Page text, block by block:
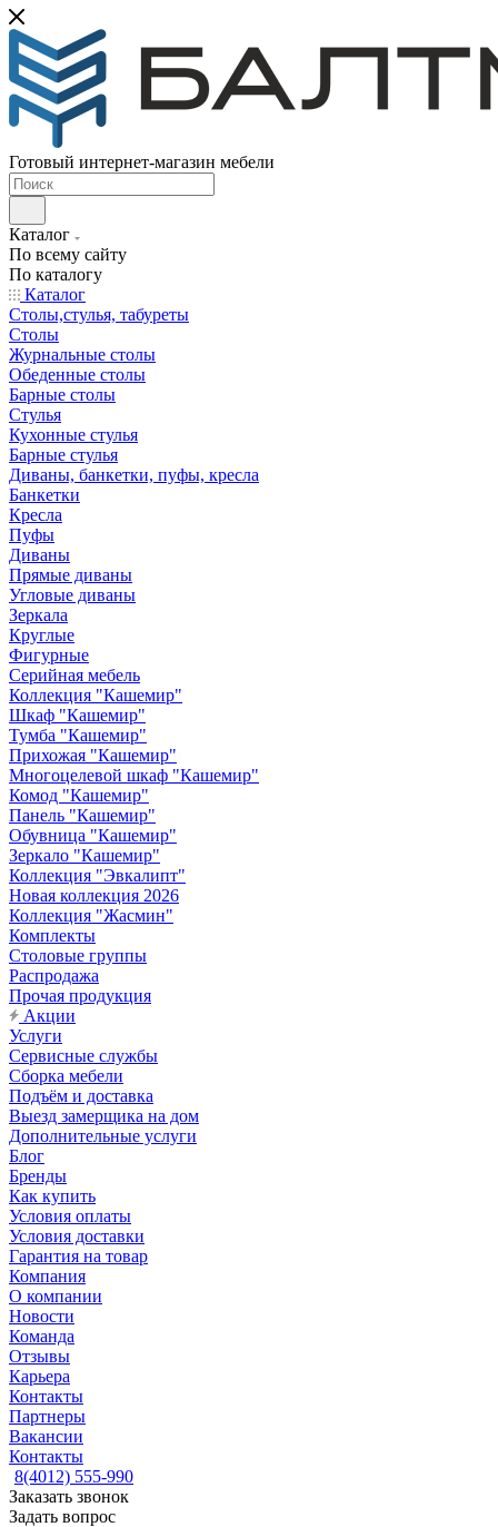
Готовый интернет-магазин мебели
Каталог
По всему сайту
По каталогу
Каталог
Столы,стулья, табуреты
Столы
Журнальные столы
Обеденные столы
Барные столы
Стулья
Кухонные стулья
Барные стулья
Диваны, банкетки, пуфы, кресла
Банкетки
Кресла
Пуфы
Диваны
Прямые диваны
Угловые диваны
Зеркала
Круглые
Фигурные
Серийная мебель
Коллекция "Кашемир"
Шкаф "Кашемир"
Тумба "Кашемир"
Прихожая "Кашемир"
Многоцелевой шкаф "Кашемир"
Комод "Кашемир"
Панель "Кашемир"
Обувница "Кашемир"
Зеркало "Кашемир"
Коллекция "Эвкалипт"
Новая коллекция 2026
Коллекция "Жасмин"
Комплекты
Столовые группы
Распродажа
Прочая продукция
Акции
Услуги
Сервисные службы
Сборка мебели
Подъём и доставка
Выезд замерщика на дом
Дополнительные услуги
Блог
Бренды
Как купить
Условия оплаты
Условия доставки
Гарантия на товар
Компания
О компании
Новости
Команда
Отзывы
Карьера
Контакты
Партнеры
Вакансии
Контакты
8(4012) 555-990
Заказать звонок
Задать вопрос